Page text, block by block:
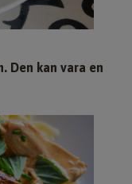
Den kan vara en